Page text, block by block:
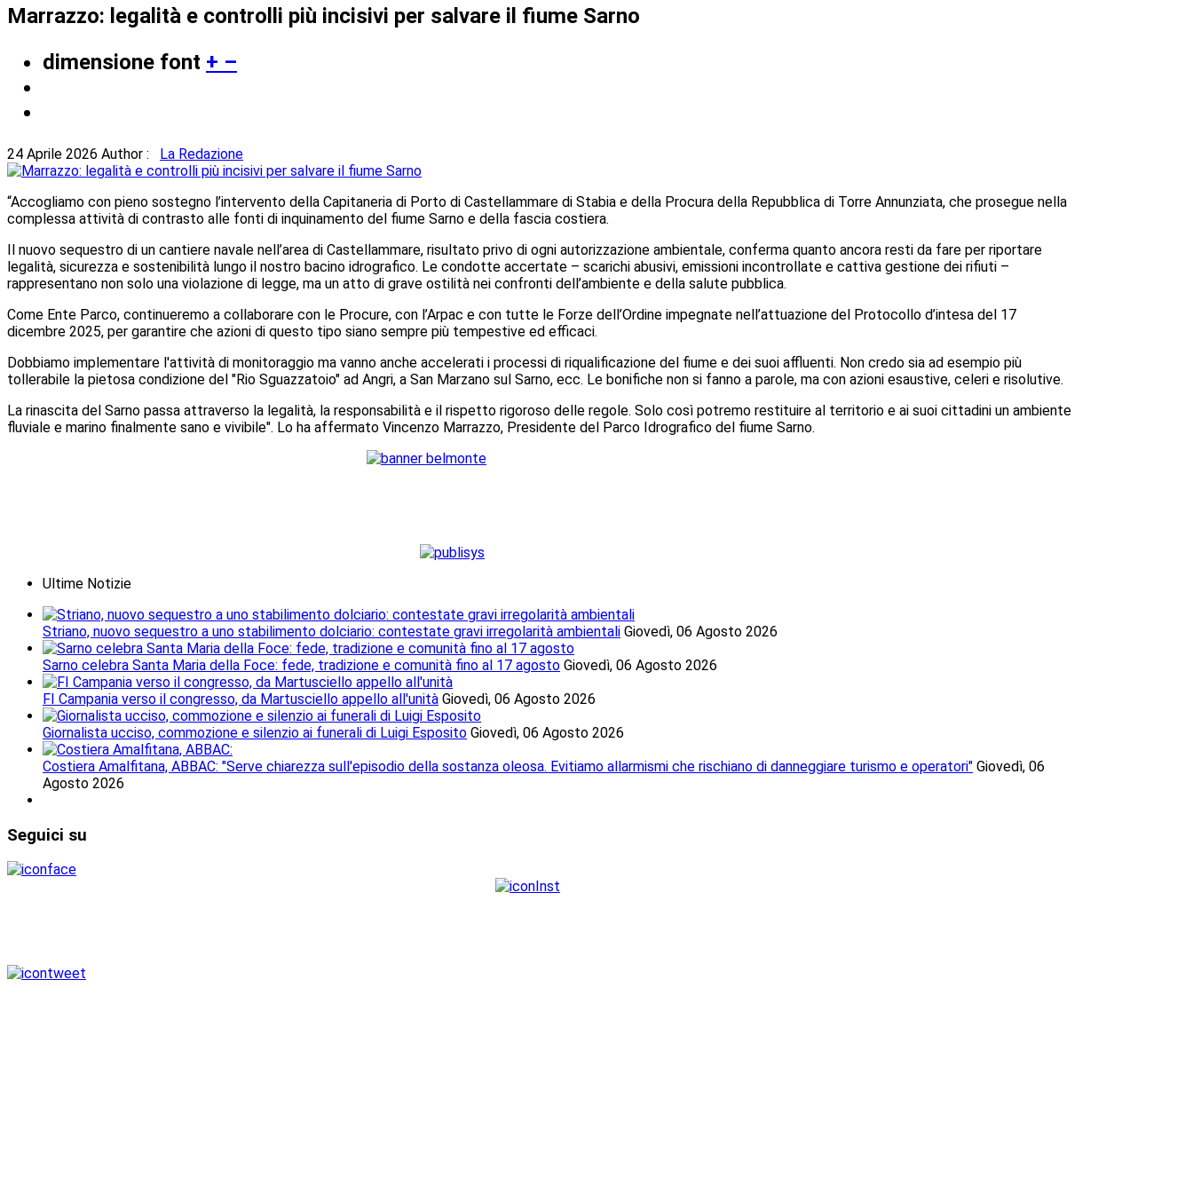
Marrazzo: legalità e controlli più incisivi per salvare il fiume Sarno
dimensione font + –
24 Aprile 2026 Author : La Redazione
“Accogliamo con pieno sostegno l’intervento della Capitaneria di Porto di Castellammare di Stabia e della Procura della Repubblica di Torre Annunziata, che prosegue nella
complessa attività di contrasto alle fonti di inquinamento del fiume Sarno e della fascia costiera.
Il nuovo sequestro di un cantiere navale nell’area di Castellammare, risultato privo di ogni autorizzazione ambientale, conferma quanto ancora resti da fare per riportare
legalità, sicurezza e sostenibilità lungo il nostro bacino idrografico. Le condotte accertate – scarichi abusivi, emissioni incontrollate e cattiva gestione dei rifiuti –
rappresentano non solo una violazione di legge, ma un atto di grave ostilità nei confronti dell’ambiente e della salute pubblica.
Come Ente Parco, continueremo a collaborare con le Procure, con l’Arpac e con tutte le Forze dell’Ordine impegnate nell’attuazione del Protocollo d’intesa del 17
dicembre 2025, per garantire che azioni di questo tipo siano sempre più tempestive ed efficaci.
Dobbiamo implementare l'attività di monitoraggio ma vanno anche accelerati i processi di riqualificazione del fiume e dei suoi affluenti. Non credo sia ad esempio più
tollerabile la pietosa condizione del "Rio Sguazzatoio" ad Angri, a San Marzano sul Sarno, ecc. Le bonifiche non si fanno a parole, ma con azioni esaustive, celeri e risolutive.
La rinascita del Sarno passa attraverso la legalità, la responsabilità e il rispetto rigoroso delle regole. Solo così potremo restituire al territorio e ai suoi cittadini un ambiente
fluviale e marino finalmente sano e vivibile". Lo ha affermato Vincenzo Marrazzo, Presidente del Parco Idrografico del fiume Sarno.
Ultime Notizie
Striano, nuovo sequestro a uno stabilimento dolciario: contestate gravi irregolarità ambientali Giovedì, 06 Agosto 2026
Sarno celebra Santa Maria della Foce: fede, tradizione e comunità fino al 17 agosto Giovedì, 06 Agosto 2026
FI Campania verso il congresso, da Martusciello appello all'unità Giovedì, 06 Agosto 2026
Giornalista ucciso, commozione e silenzio ai funerali di Luigi Esposito Giovedì, 06 Agosto 2026
Costiera Amalfitana, ABBAC: "Serve chiarezza sull'episodio della sostanza oleosa. Evitiamo allarmismi che rischiano di danneggiare turismo e operatori" Giovedì, 06
Agosto 2026
Seguici su